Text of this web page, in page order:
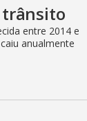
entre 2014 e
anualmente